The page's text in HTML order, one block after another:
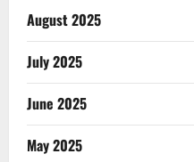
August 2025
July 2025
June 2025
May 2025